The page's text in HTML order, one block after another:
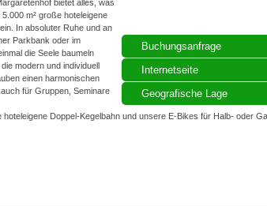
Buchungsanfrage
Internetseite
Geografische Lage
bietet alles, was
m² große hoteleigene
In absoluter Ruhe und an
Parkbank oder im
die Seele baumeln
modern und individuell
einen harmonischen
für Gruppen, Seminare
Doppel-Kegelbahn und unsere E-Bikes für Halb- oder